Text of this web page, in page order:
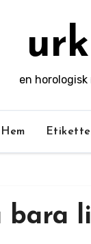
en
Hem
bara